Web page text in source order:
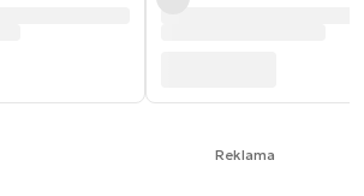
Reklama